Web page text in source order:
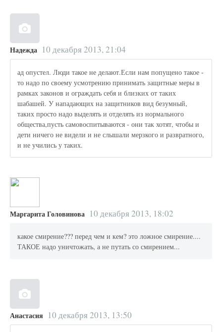
Надежда 10 декабря 2013, 21:04
ад опустел. Люди такое не делают.Если нам попущено такое -
то надо по своему усмотрению принимать защитные меры в
рамках законов и ограждать себя и близких от таких
шабашей. У нападающих на защитников вид безумный,
таких просто надо выделять и отделять из нормального
общества,пусть самовоспитываются - они так хотят, чтобы и
дети ничего не видели и не слышали мерзкого и развратного,
и не учились у таких.
Маргарита Головинова 10 декабря 2013, 18:02
какое смирение??? перед чем и кем? это ложное смирение....
ТАКОЕ надо уничтожать, а не путать со смирением...
Анастасия 10 декабря 2013, 13:50